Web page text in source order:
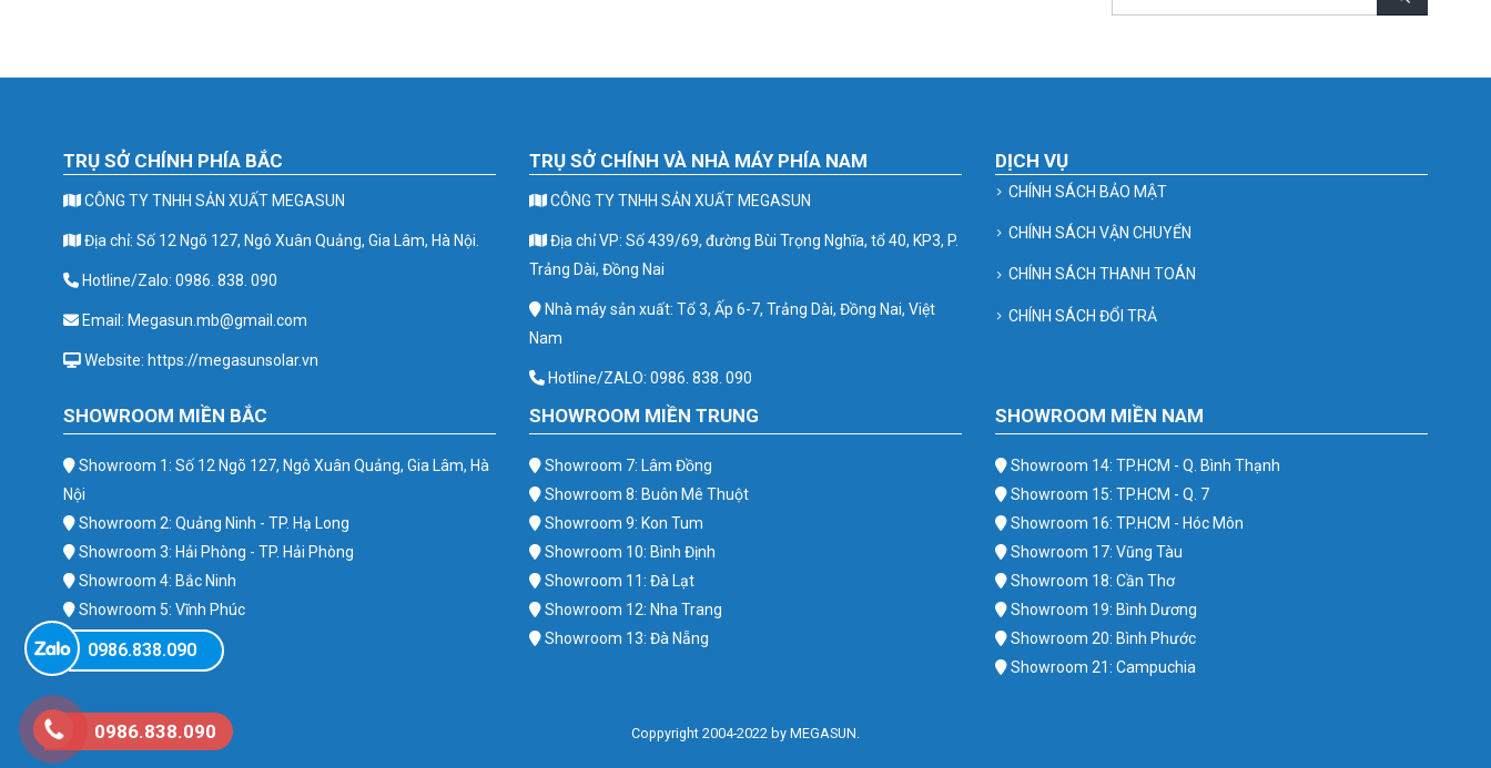
TRỤ SỞ CHÍNH PHÍA BẮC
CÔNG TY TNHH SẢN XUẤT MEGASUN
Địa chỉ: Số 12 Ngõ 127, Ngô Xuân Quảng, Gia Lâm, Hà Nội.
Hotline/Zalo: 0986. 838. 090
Email: Megasun.mb@gmail.com
Website: https://megasunsolar.vn
TRỤ SỞ CHÍNH VÀ NHÀ MÁY PHÍA NAM
CÔNG TY TNHH SẢN XUẤT MEGASUN
Địa chỉ VP: Số 439/69, đường Bùi Trọng Nghĩa, tổ 40, KP3, P.
Trảng Dài, Đồng Nai
Nhà máy sản xuất: Tổ 3, Ấp 6-7, Trảng Dài, Đồng Nai, Việt
Nam
Hotline/ZALO: 0986. 838. 090
DỊCH VỤ
CHÍNH SÁCH BẢO MẬT
CHÍNH SÁCH VẬN CHUYỂN
CHÍNH SÁCH THANH TOÁN
CHÍNH SÁCH ĐỔI TRẢ
SHOWROOM MIỀN BẮC
Showroom 1: Số 12 Ngõ 127, Ngô Xuân Quảng, Gia Lâm, Hà
Nội
Showroom 2: Quảng Ninh - TP. Hạ Long
Showroom 3: Hải Phòng - TP. Hải Phòng
Showroom 4: Bắc Ninh
Showroom 5: Vĩnh Phúc
Showroom 6: Ba Vì
SHOWROOM MIỀN TRUNG
Showroom 7: Lâm Đồng
Showroom 8: Buôn Mê Thuột
Showroom 9: Kon Tum
Showroom 10: Bình Định
Showroom 11: Đà Lạt
Showroom 12: Nha Trang
Showroom 13: Đà Nẵng
SHOWROOM MIỀN NAM
Showroom 14: TP.HCM - Q. Bình Thạnh
Showroom 15: TP.HCM - Q. 7
Showroom 16: TP.HCM - Hóc Môn
Showroom 17: Vũng Tàu
Showroom 18: Cần Thơ
Showroom 19: Bình Dương
Showroom 20: Bình Phước
Showroom 21: Campuchia
Coppyright 2004-2022 by MEGASUN.
0986.838.090
0986.838.090